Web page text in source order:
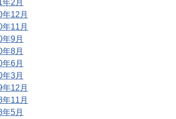
2月
12月
11月
9月
8月
6月
3月
12月
11月
5月